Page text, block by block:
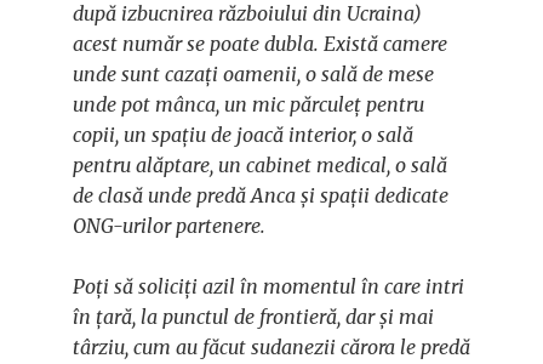
după izbucnirea războiului din Ucraina)
acest număr se poate dubla. Există camere
unde sunt cazați oamenii, o sală de mese
unde pot mânca, un mic părculeț pentru
copii, un spațiu de joacă interior, o sală
pentru alăptare, un cabinet medical, o sală
de clasă unde predă Anca și spații dedicate
ONG-urilor partenere.
Poți să soliciți azil în momentul în care intri
în țară, la punctul de frontieră, dar și mai
târziu, cum au făcut sudanezii cărora le predă